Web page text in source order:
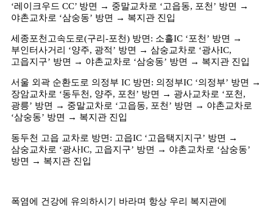
‘레이크우드 CC’ 방면 → 중말교차로 ‘고읍동, 포천 ’ 방면
→
야촌교차로 ‘삼숭동’ 방면 → 복지관 진입
세종포천고속도로(구리 -포천) 방면 : 소흘IC ‘포천 ’ 방면
→
부인터사거리 ‘양주, 광적’ 방면 → 삼숭교차로 ‘광사IC,
고읍지구’ 방면 → 야촌교차로 ‘삼숭동’ 방면 → 복지관 진입
서울 외곽 순환도로 의정부 IC 방면 : 의정부IC ‘의정부’ 방면
→
장암교차로 ‘동두천 , 양주, 포천 ’ 방면 → 광사교차로 ‘포천 ,
광릉’ 방면 → 중말교차로 ‘고읍동, 포천 ’ 방면 → 야촌교차로
‘삼숭동’ 방면 → 복지관 진입
동두천 고읍 교차로 방면 : 고읍IC ‘고읍택지지구’ 방면
→
삼숭교차로 ‘광사IC, 고읍지구’ 방면 → 야촌교차로 ‘삼숭동’
방면
→ 복지관 진입
폭염에 건강에 유의하시기 바라며 항상 우리 복지관에